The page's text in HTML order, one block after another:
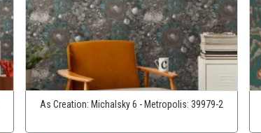
As Creation: Michalsky 6 - Metropolis: 39979-2